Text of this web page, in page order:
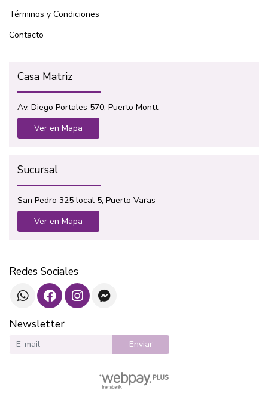
Términos y Condiciones
Contacto
Casa Matriz
Av. Diego Portales 570, Puerto Montt
Ver en Mapa
Sucursal
San Pedro 325 local 5, Puerto Varas
Ver en Mapa
Redes Sociales
Newsletter
Enviar